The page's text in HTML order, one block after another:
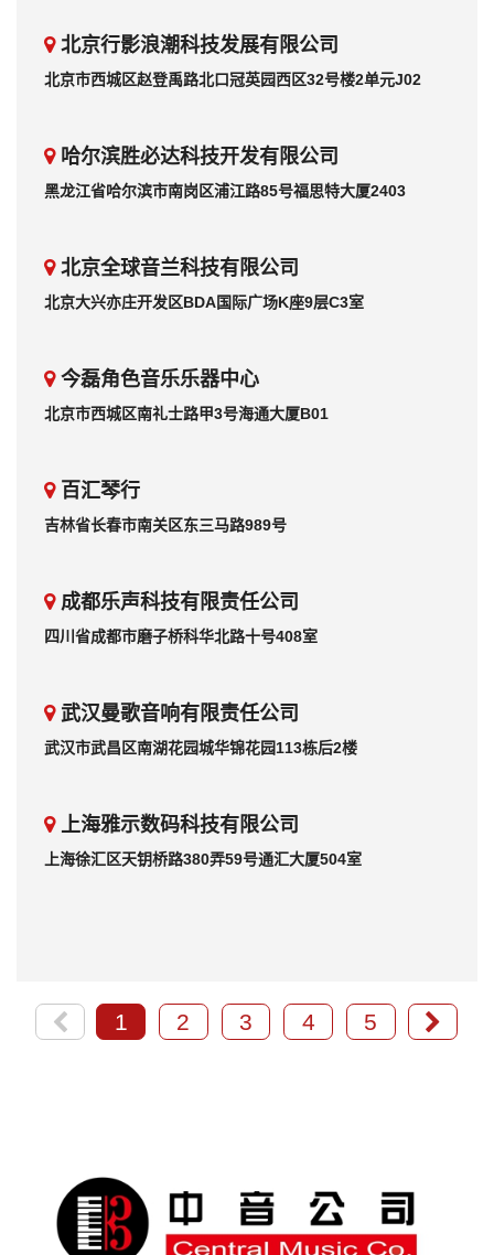
北京行影浪潮科技发展有限公司
北京市西城区赵登禹路北口冠英园西区32号楼2单元J02
哈尔滨胜必达科技开发有限公司
黑龙江省哈尔滨市南岗区浦江路85号福思特大厦2403
北京全球音兰科技有限公司
北京大兴亦庄开发区BDA国际广场K座9层C3室
今磊角色音乐乐器中心
北京市西城区南礼士路甲3号海通大厦B01
百汇琴行
吉林省长春市南关区东三马路989号
成都乐声科技有限责任公司
四川省成都市磨子桥科华北路十号408室
武汉曼歌音响有限责任公司
武汉市武昌区南湖花园城华锦花园113栋后2楼
上海雅示数码科技有限公司
上海徐汇区天钥桥路380弄59号通汇大厦504室
1 2 3 4 5